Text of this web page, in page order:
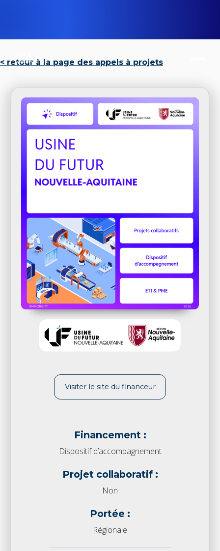
< retour à la page des appels à projets
Visiter le site du financeur
Financement :
Dispositif d’accompagnement
Projet collaboratif :
Non
Portée :
Régionale